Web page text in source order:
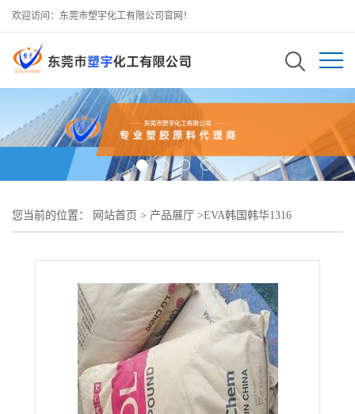
欢迎访问：东莞市塑宇化工有限公司官网！
您当前的位置： 网站首页 > 产品展厅 >EVA韩国韩华1316